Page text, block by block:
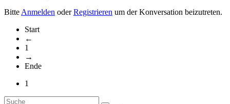
Bitte Anmelden oderRegistrieren um der Konversation beizutreten.
Start
←
1
→
Ende
1